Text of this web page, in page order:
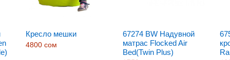
Кресло мешки
4800 сом
67274 BW Надувной
матрас Flocked Air
Bed(Twin Plus)